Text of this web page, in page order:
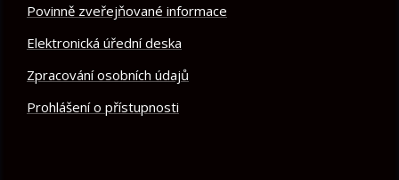
Povinně zveřejňované informace
Elektronická úřední deska
Zpracování osobních údajů
Prohlášení o přístupnosti